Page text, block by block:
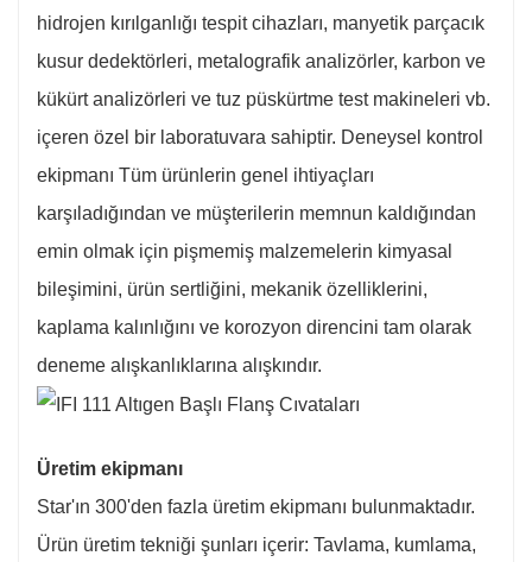
hidrojen kırılganlığı tespit cihazları, manyetik parçacık
kusur dedektörleri, metalografik analizörler, karbon ve
kükürt analizörleri ve tuz püskürtme test makineleri vb.
içeren özel bir laboratuvara sahiptir. Deneysel kontrol
ekipmanı Tüm ürünlerin genel ihtiyaçları
karşıladığından ve müşterilerin memnun kaldığından
emin olmak için pişmemiş malzemelerin kimyasal
bileşimini, ürün sertliğini, mekanik özelliklerini,
kaplama kalınlığını ve korozyon direncini tam olarak
deneme alışkanlıklarına alışkındır.
Üretim ekipmanı
Star'ın 300'den fazla üretim ekipmanı bulunmaktadır.
Ürün üretim tekniği şunları içerir: Tavlama, kumlama,